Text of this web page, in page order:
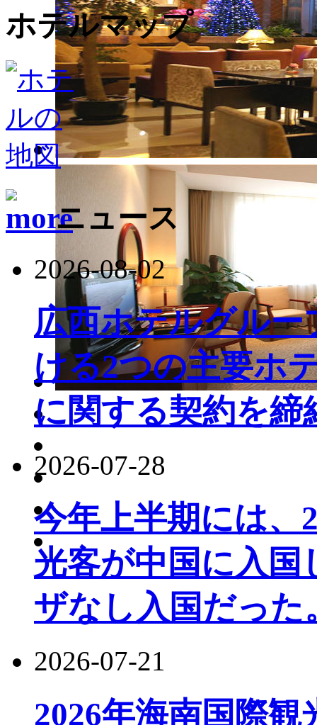
ホテルマップ
ニュース
2026-08-02
広西ホテルグル
ける2つの主要ホ
に関する契約を締
2026-07-28
今年上半期には、
光客が中国に入国
ザなし入国だった
2026-07-21
2026年海南国際